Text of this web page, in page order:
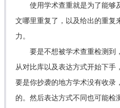
使用学术查重就是为了能够
文哪里重复了，以及给出的重复
力。
要是不想被学术查重检测到
从对比库以及表达方式开始下手
要是你抄袭的地方学术没有收录
的。然后表达方式不同也可能检